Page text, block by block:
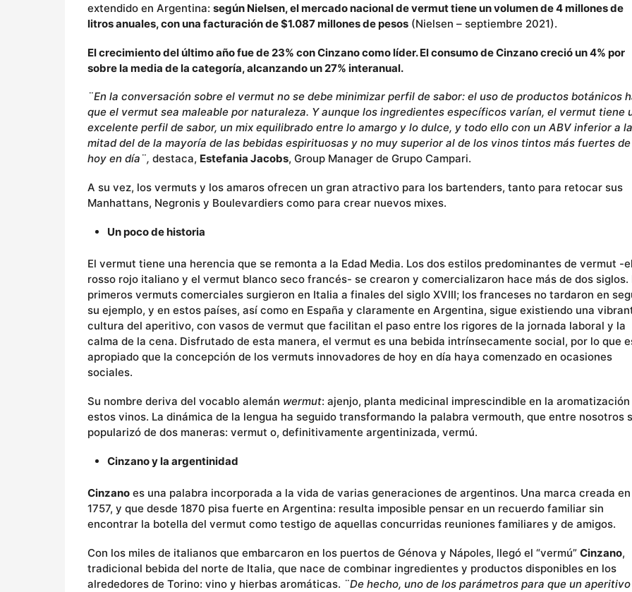
extendido en Argentina: según Nielsen, el mercado nacional de vermut tiene un volumen de 4 millones de
litros anuales, con una facturación de $1.087 millones de pesos (Nielsen – septiembre 2021).
El crecimiento del último año fue de 23% con Cinzano como líder. El consumo de Cinzano creció un 4% por
sobre la media de la categoría, alcanzando un 27% interanual.
¨En la conversación sobre el vermut no se debe minimizar perfil de sabor: el uso de productos botánicos
que el vermut sea maleable por naturaleza. Y aunque los ingredientes específicos varían, el vermut tiene
excelente perfil de sabor, un mix equilibrado entre lo amargo y lo dulce, y todo ello con un ABV inferior a la
mitad del de la mayoría de las bebidas espirituosas y no muy superior al de los vinos tintos más fuertes de
hoy en día¨, destaca, Estefania Jacobs, Group Manager de Grupo Campari.
A su vez, los vermuts y los amaros ofrecen un gran atractivo para los bartenders, tanto para retocar sus
Manhattans, Negronis y Boulevardiers como para crear nuevos mixes.
Un poco de historia
El vermut tiene una herencia que se remonta a la Edad Media. Los dos estilos predominantes de vermut -el
rosso rojo italiano y el vermut blanco seco francés- se crearon y comercializaron hace más de dos siglos.
primeros vermuts comerciales surgieron en Italia a finales del siglo XVIII; los franceses no tardaron en
su ejemplo, y en estos países, así como en España y claramente en Argentina, sigue existiendo una
cultura del aperitivo, con vasos de vermut que facilitan el paso entre los rigores de la jornada laboral y la
calma de la cena. Disfrutado de esta manera, el vermut es una bebida intrínsecamente social, por lo que
apropiado que la concepción de los vermuts innovadores de hoy en día haya comenzado en ocasiones
sociales.
Su nombre deriva del vocablo alemán wermut: ajenjo, planta medicinal imprescindible en la aromatización
estos vinos. La dinámica de la lengua ha seguido transformando la palabra vermouth, que entre nosotros
popularizó de dos maneras: vermut o, definitivamente argentinizada, vermú.
Cinzano y la argentinidad
Cinzano es una palabra incorporada a la vida de varias generaciones de argentinos. Una marca creada en
1757, y que desde 1870 pisa fuerte en Argentina: resulta imposible pensar en un recuerdo familiar sin
encontrar la botella del vermut como testigo de aquellas concurridas reuniones familiares y de amigos.
Con los miles de italianos que embarcaron en los puertos de Génova y Nápoles, llegó el “vermú” Cinzano,
tradicional bebida del norte de Italia, que nace de combinar ingredientes y productos disponibles en los
alrededores de Torino: vino y hierbas aromáticas. ¨De hecho, uno de los parámetros para que un aperitivo